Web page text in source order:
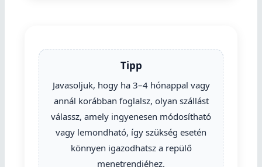
Tipp
Javasoljuk, hogy ha 3–4 hónappal vagy
annál korábban foglalsz, olyan szállást
válassz, amely ingyenesen módosítható
vagy lemondható, így szükség esetén
könnyen igazodhatsz a repülő
menetrendjéhez.